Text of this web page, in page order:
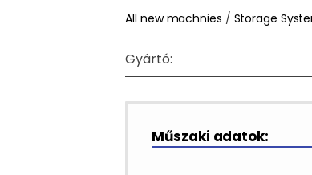
All new machnies / Storage
Gyártó:
Műszaki adatok: